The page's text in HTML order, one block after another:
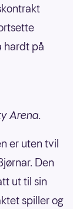
hardt på
Arena.
er uten tvil
Den
ut til sin
spiller og